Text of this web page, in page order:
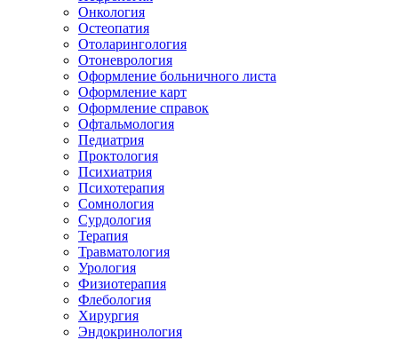
Онкология
Остеопатия
Отоларингология
Отоневрология
Оформление больничного листа
Оформление карт
Оформление справок
Офтальмология
Педиатрия
Проктология
Психиатрия
Психотерапия
Сомнология
Сурдология
Терапия
Травматология
Урология
Физиотерапия
Флебология
Хирургия
Эндокринология